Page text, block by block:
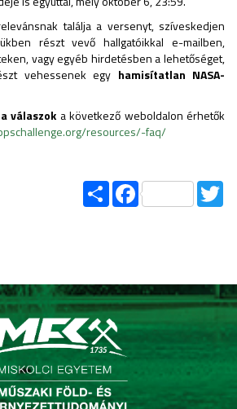
találja a versenyt, szíveskedjen
részt vevő hallgatóikkal e-mailben,
vagy egyéb hirdetésben a lehetőséget,
vehessenek egy hamisítatlan NASA-
válaszok a következő weboldalon érhetők
resources/-faq/
ShareFacebook